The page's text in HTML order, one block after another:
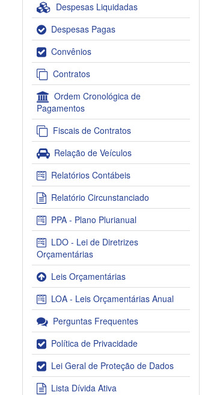
Despesas Liquidadas
Despesas Pagas
Convênios
Contratos
Ordem Cronológica de
Pagamentos
Fiscais de Contratos
Relação de Veículos
Relatórios Contábeis
Relatório Circunstanciado
PPA - Plano Plurianual
LDO - Lei de Diretrizes
Orçamentárias
Leis Orçamentárias
LOA - Leis Orçamentárias Anual
Perguntas Frequentes
Política de Privacidade
Lei Geral de Proteção de Dados
Lista Dívida Ativa